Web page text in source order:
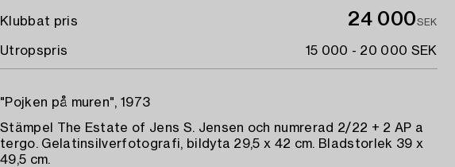
Klubbat pris 24 000SEK
Utropspris 15 000 - 20 000 SEK
"Pojken på muren", 1973
Stämpel The Estate of Jens S. Jensen och numrerad 2/22 + 2 AP a
tergo. Gelatinsilverfotografi, bildyta 29,5 x 42 cm. Bladstorlek 39 x
49,5 cm.